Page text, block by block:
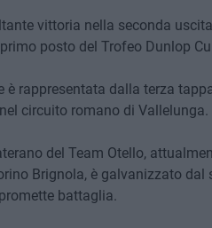
vittoria nella seconda
posto del Trofeo Dunlop
è rappresentata dalla terza
circuito romano di Vallelunga.
del Team Otello,
Brignola, è galvanizzato
battaglia.